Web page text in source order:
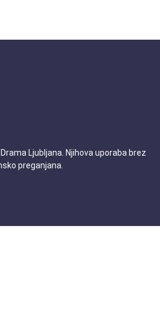
Ljubljana. Njihova uporaba brez
preganjana.